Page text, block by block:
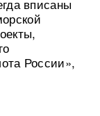
вписаны
России»,